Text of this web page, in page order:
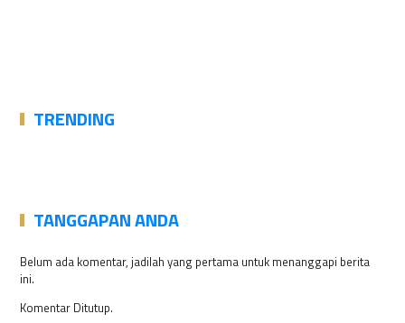
TRENDING
TANGGAPAN ANDA
Belum ada komentar, jadilah yang pertama untuk menanggapi berita
ini.
Komentar Ditutup.